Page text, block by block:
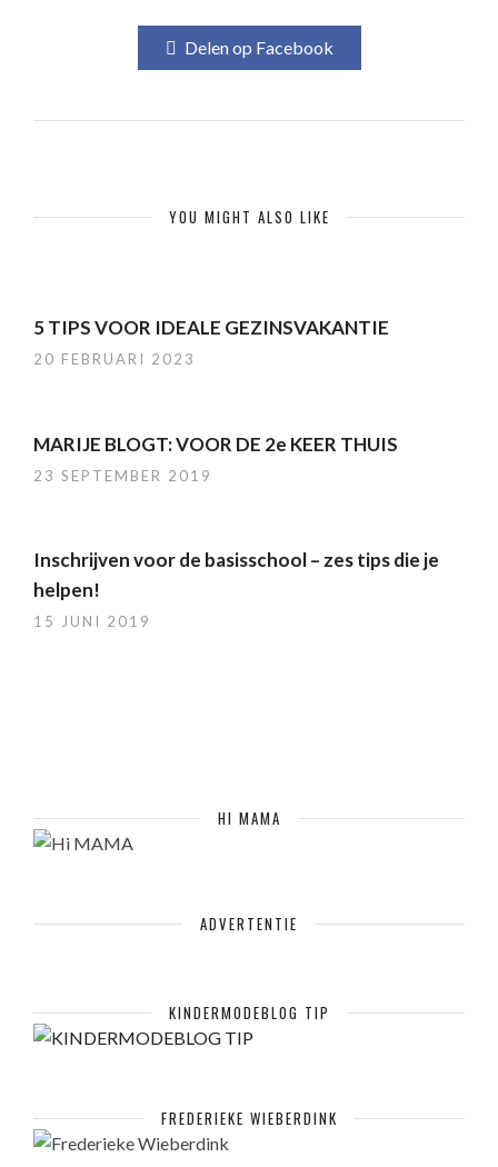
Delen op Facebook
YOU MIGHT ALSO LIKE
5 TIPS VOOR IDEALE GEZINSVAKANTIE
20 FEBRUARI 2023
MARIJE BLOGT: VOOR DE 2e KEER THUIS
23 SEPTEMBER 2019
Inschrijven voor de basisschool – zes tips die je
helpen!
15 JUNI 2019
HI MAMA
ADVERTENTIE
KINDERMODEBLOG TIP
FREDERIEKE WIEBERDINK